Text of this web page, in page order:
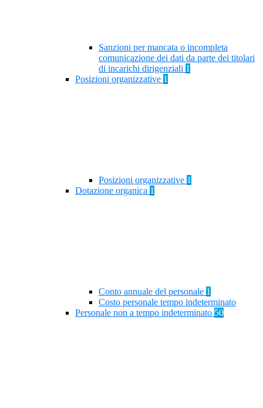
Sanzioni per mancata o incompleta
comunicazione dei dati da parte dei titolari
di incarichi dirigenziali 1
Posizioni organizzative 1
Posizioni organizzative 1
Dotazione organica 1
Conto annuale del personale 1
Costo personale tempo indeterminato
Personale non a tempo indeterminato 50